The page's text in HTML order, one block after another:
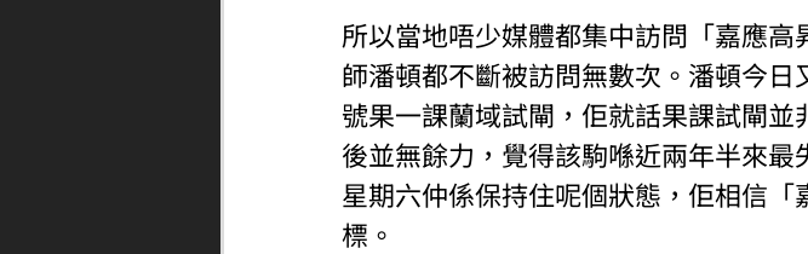
所以當地唔少媒體都集中訪問「嘉應
師潘頓都不斷被訪問無數次。潘頓今
號果一課蘭域試閘，佢就話果課試閘
後並無餘力，覺得該駒喺近兩年半來
星期六仲係保持住呢個狀態，佢相信
標。